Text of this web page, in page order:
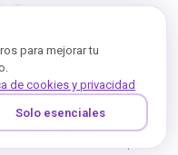
para mejorar tu
de cookies y privacidad
Solo esenciales